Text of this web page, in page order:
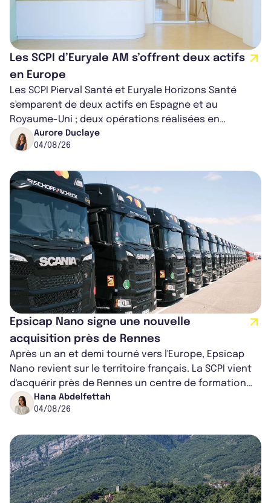
Les SCPI d’Euryale AM s’offrent deux actifs
en Europe
Les SCPI Pierval Santé et Euryale Horizons Santé
s'emparent de deux actifs en Espagne et au
Royaume-Uni ; deux opérations réalisées en
partenariat. Ces co-acquisitions permettent a...
Aurore Duclaye
04/08/26
Epsicap Nano signe une nouvelle
acquisition près de Rennes
Après un an et demi tourné vers l'Europe, Epsicap
Nano revient sur le territoire français. La SCPI vient
d'acquérir près de Rennes un centre de formation
pour conducteurs poids lou...
Hana Abdelfettah
04/08/26